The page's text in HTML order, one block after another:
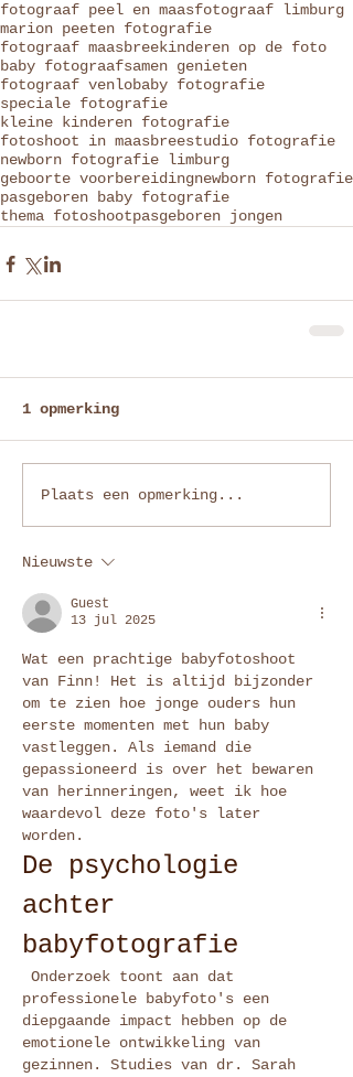
fotograaf peel en maasfotograaf limburg
marion peeten fotografie
fotograaf maasbreekinderen op de foto
baby fotograafsamen genieten
fotograaf venlobaby fotografie
speciale fotografie
kleine kinderen fotografie
fotoshoot in maasbreestudio fotografie
newborn fotografie limburg
geboorte voorbereidingnewborn fotografie
pasgeboren baby fotografie
thema fotoshootpasgeboren jongen
1 opmerking
Plaats een opmerking...
Nieuwste
Guest
13 jul 2025
Wat een prachtige babyfotoshoot
van Finn! Het is altijd bijzonder
om te zien hoe jonge ouders hun
eerste momenten met hun baby
vastleggen. Als iemand die
gepassioneerd is over het bewaren
van herinneringen, weet ik hoe
waardevol deze foto's later
worden.
De psychologie
achter
babyfotografie
professionele babyfoto's een
diepgaande impact hebben op de
emotionele ontwikkeling van
gezinnen. Studies van dr. Sarah